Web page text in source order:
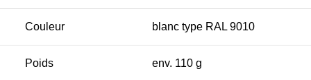
Couleur blanc type RAL 9010
Poids env. 110 g